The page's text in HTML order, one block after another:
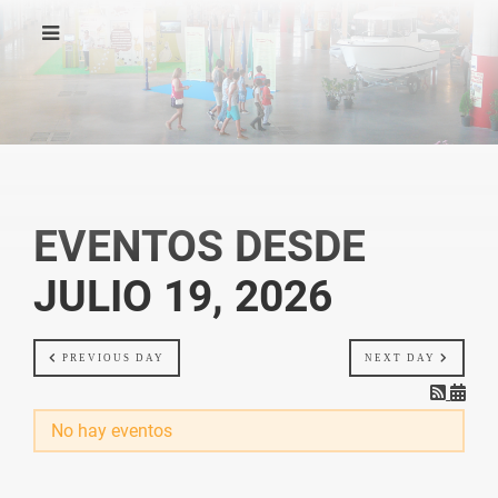
EVENTOS DESDE
JULIO 19, 2026
PREVIOUS DAY NEXT DAY
No hay eventos